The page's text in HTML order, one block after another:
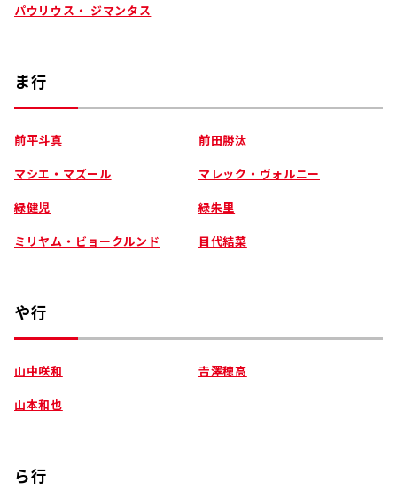
パウリウス・ ジマンタス
ま行
前平斗真
前田勝汰
マシエ・マズール
マレック・ヴォルニー
緑健児
緑朱里
ミリヤム・ビョークルンド
目代結菜
や行
山中咲和
𠮷澤穂高
山本和也
ら行